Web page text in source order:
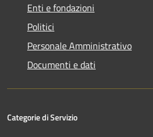
Enti e fondazioni
Politici
Personale Amministrativo
Documenti e dati
Categorie di Servizio